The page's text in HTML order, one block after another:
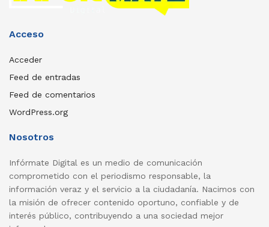
Acceso
Acceder
Feed de entradas
Feed de comentarios
WordPress.org
Nosotros
Infórmate Digital es un medio de comunicación
comprometido con el periodismo responsable, la
información veraz y el servicio a la ciudadanía. Nacimos con
la misión de ofrecer contenido oportuno, confiable y de
interés público, contribuyendo a una sociedad mejor